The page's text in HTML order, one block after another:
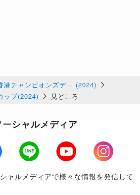
港チャンピオンズデー (2024)
ップ(2024)
見どころ
ーシャルメディア
LINE Youtube
Instagram
ャルメディアで様々な情報を発信して